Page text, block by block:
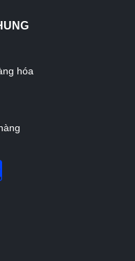
hóa